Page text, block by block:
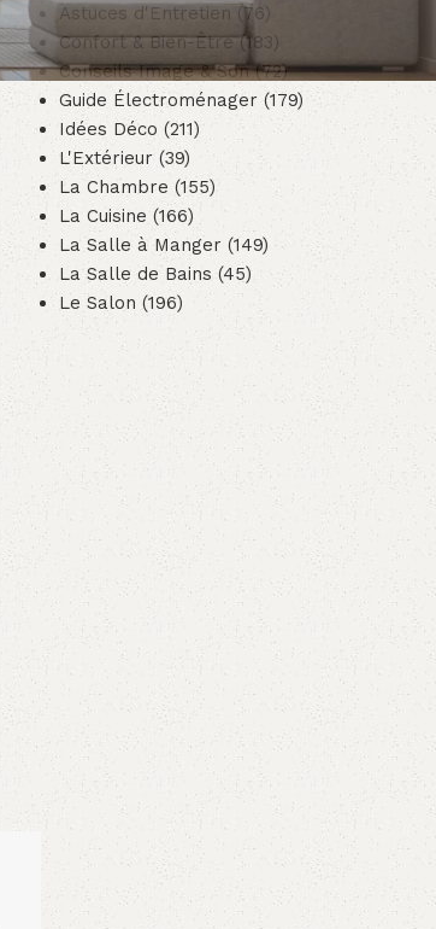
Astuces d'Entretien (76)
Confort & Bien-Être(183)
Conseils Image & Son(72)
Guide Électroménager (179)
Idées Déco (211)
L'Extérieur(39)
La Chambre (155)
La Cuisine (166)
La Salle à Manger (149)
La Salle de Bains (45)
Le Salon (196)